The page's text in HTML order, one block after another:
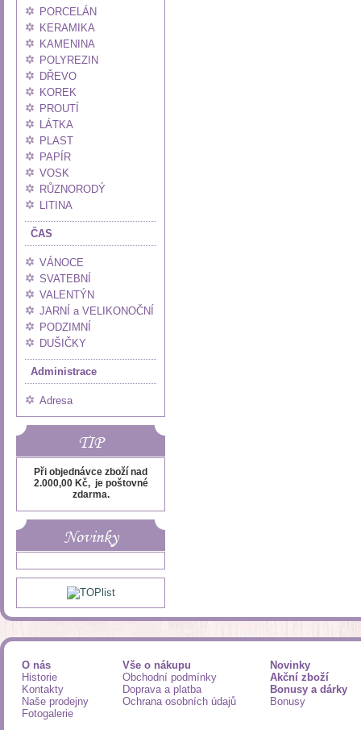
PORCELÁN
KERAMIKA
KAMENINA
POLYREZIN
DŘEVO
KOREK
PROUTÍ
LÁTKA
PLAST
PAPÍR
VOSK
RŮZNORODÝ
LITINA
ČAS
VÁNOCE
SVATEBNÍ
VALENTÝN
JARNÍ a VELIKONOČNÍ
PODZIMNÍ
DUŠIČKY
Administrace
Adresa
TIP
Při objednávce zboží nad
2.000,00 Kč, je poštovné
zdarma.
Novinky
O nás
Historie
Kontakty
Naše prodejny
Fotogalerie
Vše o nákupu
Obchodní podmínky
Doprava a platba
Ochrana osobních údajů
Novinky
Akční zboží
Bonusy a dárky
Bonusy